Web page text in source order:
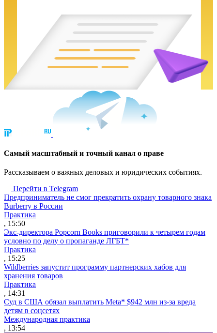
Cамый масштабный и точный канал о праве
Рассказываем о важных деловых и юридических событиях.
Перейти в Telegram
Предприниматель не смог прекратить охрану товарного знака
Burberry в России
Практика
, 15:50
Экс-директора Popcorn Books приговорили к четырем годам
условно по делу о пропаганде ЛГБТ*
Практика
, 15:25
Wildberries запустит программу партнерских хабов для
хранения товаров
Практика
, 14:31
Суд в США обязал выплатить Meta* $942 млн из-за вреда
детям в соцсетях
Международная практика
, 13:54